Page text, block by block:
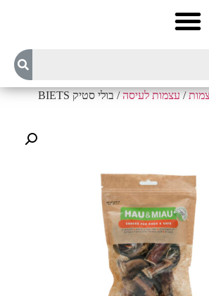
/עצמות לעיסה/ בולי סטיק BIETS